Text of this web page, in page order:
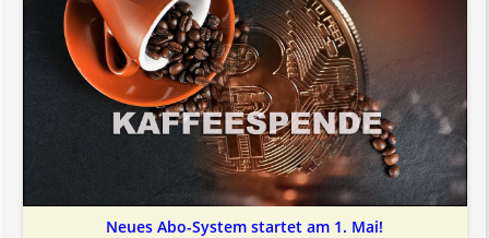
Neues Abo-System startet am 1. Mai!